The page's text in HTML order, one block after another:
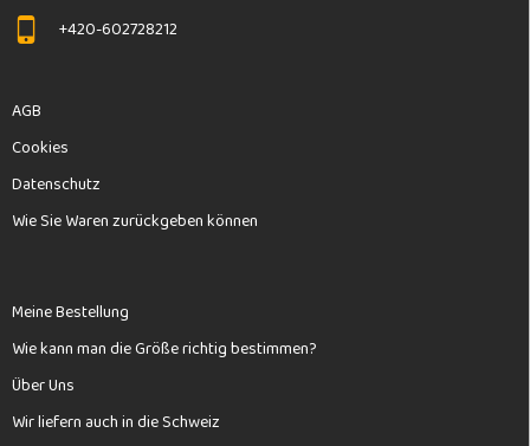
+420-602728212
AGB
Cookies
Datenschutz
Wie Sie Waren zurückgeben können
Meine Bestellung
Wie kann man die Größe richtig bestimmen?
Über Uns
Wir liefern auch in die Schweiz